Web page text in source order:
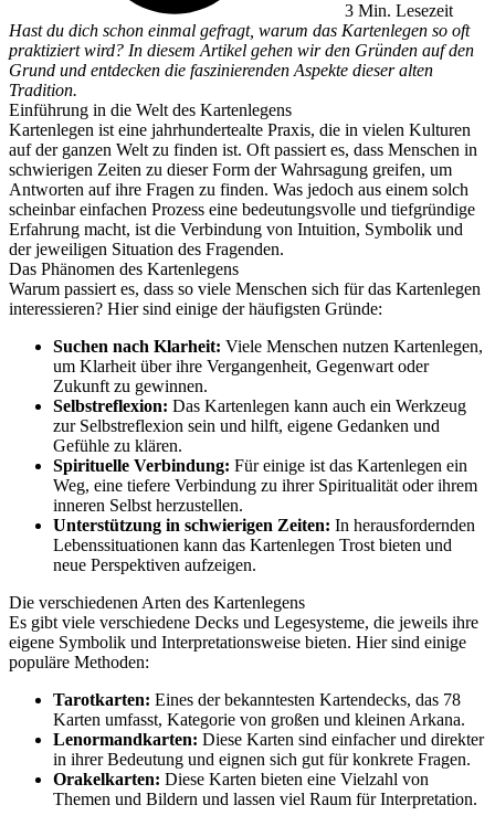
3 Min. Lesezeit
Hast du dich schon einmal gefragt, warum das Kartenlegen so oft
praktiziert wird? In diesem Artikel gehen wir den Gründen auf den
Grund und entdecken die faszinierenden Aspekte dieser alten
Tradition.
Einführung in die Welt des Kartenlegens
Kartenlegen ist eine jahrhundertealte Praxis, die in vielen Kulturen
auf der ganzen Welt zu finden ist. Oft passiert es, dass Menschen in
schwierigen Zeiten zu dieser Form der Wahrsagung greifen, um
Antworten auf ihre Fragen zu finden. Was jedoch aus einem solch
scheinbar einfachen Prozess eine bedeutungsvolle und tiefgründige
Erfahrung macht, ist die Verbindung von Intuition, Symbolik und
der jeweiligen Situation des Fragenden.
Das Phänomen des Kartenlegens
Warum passiert es, dass so viele Menschen sich für das Kartenlegen
interessieren? Hier sind einige der häufigsten Gründe:
Suchen nach Klarheit: Viele Menschen nutzen Kartenlegen,
um Klarheit über ihre Vergangenheit, Gegenwart oder
Zukunft zu gewinnen.
Selbstreflexion: Das Kartenlegen kann auch ein Werkzeug
zur Selbstreflexion sein und hilft, eigene Gedanken und
Gefühle zu klären.
Spirituelle Verbindung: Für einige ist das Kartenlegen ein
Weg, eine tiefere Verbindung zu ihrer Spiritualität oder ihrem
inneren Selbst herzustellen.
Unterstützung in schwierigen Zeiten: In herausfordernden
Lebenssituationen kann das Kartenlegen Trost bieten und
neue Perspektiven aufzeigen.
Die verschiedenen Arten des Kartenlegens
Es gibt viele verschiedene Decks und Legesysteme, die jeweils ihre
eigene Symbolik und Interpretationsweise bieten. Hier sind einige
populäre Methoden:
Tarotkarten: Eines der bekanntesten Kartendecks, das 78
Karten umfasst, Kategorie von großen und kleinen Arkana.
Lenormandkarten: Diese Karten sind einfacher und direkter
in ihrer Bedeutung und eignen sich gut für konkrete Fragen.
Orakelkarten: Diese Karten bieten eine Vielzahl von
Themen und Bildern und lassen viel Raum für Interpretation.